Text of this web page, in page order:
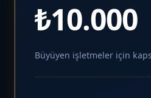
₺10.000
Büyüyen işletmeler için